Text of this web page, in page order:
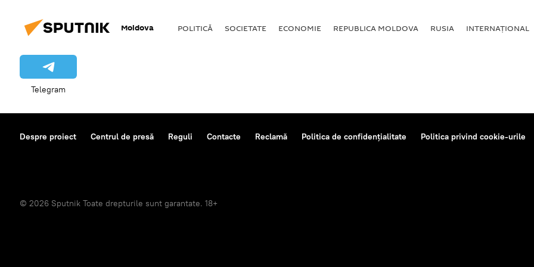
Moldova POLITICĂ SOCIETATE ECONOMIE REPUBLICA MOLDOVA RUSIA INTERNAȚIONAL
Telegram
Despre proiect Centrul de presă Reguli Contacte Reclamă Politica de confidențialitate Politica privind cookie-urile
© 2026 Sputnik Toate drepturile sunt garantate. 18+